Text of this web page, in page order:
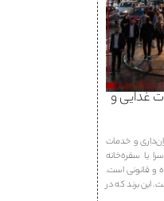
با طبقه ۴۳ خدمات غذایی و
و خدمات
یا سفره‌خانه
و قانونی است.
این برند که در